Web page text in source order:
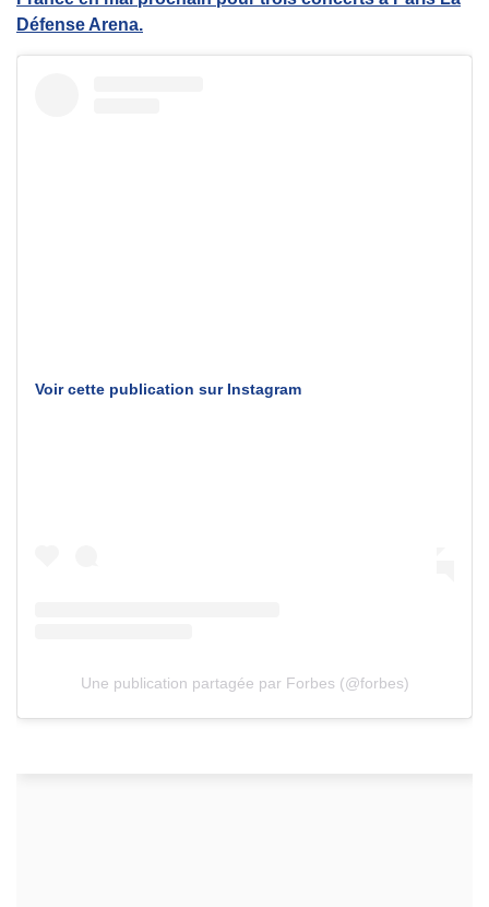
Défense Arena.
Voir cette publication sur Instagram
Une publication partagée par Forbes (@forbes)